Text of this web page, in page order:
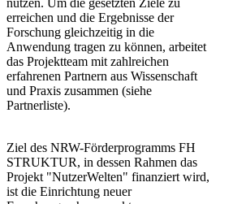
nutzen. Um die gesetzten Ziele zu
erreichen und die Ergebnisse der
Forschung gleichzeitig in die
Anwendung tragen zu können, arbeitet
das Projektteam mit zahlreichen
erfahrenen Partnern aus Wissenschaft
und Praxis zusammen (siehe
Partnerliste).
Ziel des NRW-Förderprogramms FH
STRUKTUR, in dessen Rahmen das
Projekt "NutzerWelten" finanziert wird,
ist die Einrichtung neuer